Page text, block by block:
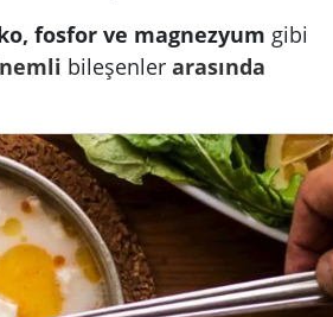
fosfor ve magnezyum gibi
bileşenler arasında